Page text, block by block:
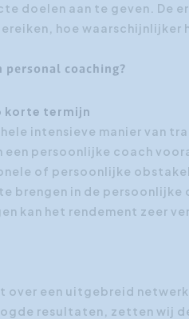
doelen aan te geven. De
hoe waarschijnlijker
personal coaching?
korte termijn
intensieve manier van
een persoonlijke coach
of persoonlijke
brengen in de
kan het rendement zeer
over een uitgebreid
resultaten, zetten wij